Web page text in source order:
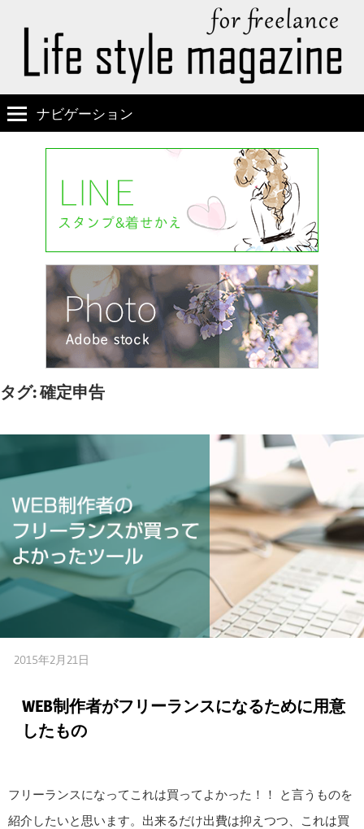
ナビゲーション
タグ:確定申告
2015年2月21日
WEB制作者がフリーランスになるために用意
したもの
フリーランスになってこれは買ってよかった！！ と言うものを
紹介したいと思います。出来るだけ出費は抑えつつ、これは買